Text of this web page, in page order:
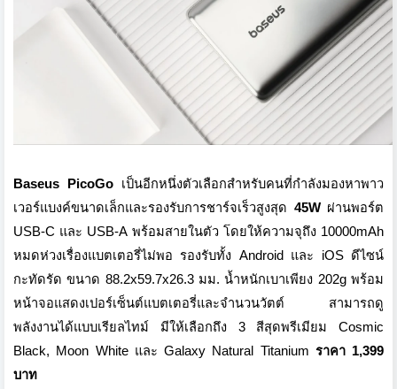
Baseus PicoGo เป็นอีกหนึ่งตัวเลือกสำหรับคนที่กำลังมองหาพาว
เวอร์แบงค์ขนาดเล็กและรองรับการชาร์จเร็วสูงสุด 45W ผ่านพอร์ต
USB-C และ USB-A พร้อมสายในตัว โดยให้ความจุถึง 10000mAh
หมดห่วงเรื่องแบตเตอรี่ไม่พอ รองรับทั้ง Android และ iOS ดีไซน์
กะทัดรัด ขนาด 88.2x59.7x26.3 มม. น้ำหนักเบาเพียง 202g พร้อม
หน้าจอแสดงเปอร์เซ็นต์แบตเตอรี่และจำนวนวัตต์ สามารถดู
พลังงานได้แบบเรียลไทม์ มีให้เลือกถึง 3 สีสุดพรีเมียม Cosmic
Black, Moon White และ Galaxy Natural Titanium ราคา 1,399
บาท